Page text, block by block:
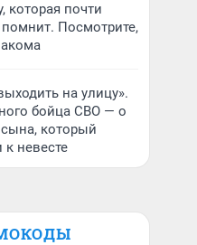
которая почти
помнит. Посмотрите,
на улицу».
бойца СВО — о
который
к невесте